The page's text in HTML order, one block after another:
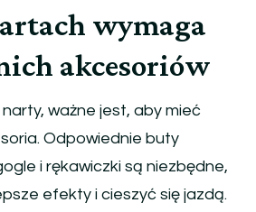
wymaga
akcesoriów
ważne jest, aby mieć
Odpowiednie buty
i rękawiczki są niezbędne,
efekty i cieszyć się jazdą.